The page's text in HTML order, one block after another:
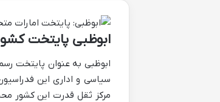
ابوظبی پایتخت
ابوظبی به عنوان پایتخت
سیاسی و اداری این
مرکز ثقل قدرت این کشور